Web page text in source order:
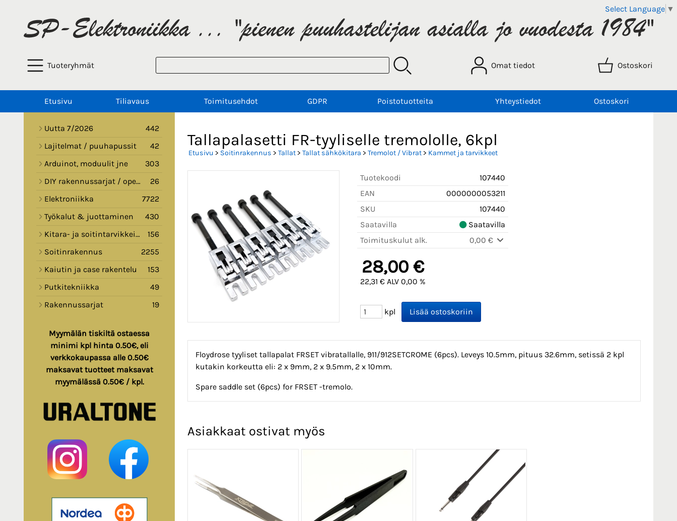
Select Language ▼
Tuoteryhmät Omat tiedot Ostoskori
Etusivu Tiliavaus Toimitusehdot GDPR Poistotuotteita Yhteystiedot Ostoskori
Uutta 7/2026
442
Lajitelmat / puuhapussit
42
Arduinot, moduulit jne
303
DIY rakennussarjat / opetussarjat
26
Elektroniikka
7722
Työkalut & juottaminen
430
Kitara- ja soitintarvikkeita
156
Soitinrakennus
2255
Kaiutin ja case rakentelu
153
Putkitekniikka
49
Rakennussarjat
19
Myymälän tiskiltä ostaessa
minimi kpl hinta 0.50€, eli
verkkokaupassa alle 0.50€
maksavat tuotteet maksavat
myymälässä 0.50€ / kpl.
Tallapalasetti FR-tyyliselle tremololle, 6kpl
Etusivu > Soitinrakennus > Tallat> Tallat sähkökitara > Tremolot / Vibrat> Kammet ja tarvikkeet
Tuotekoodi
107440
EAN
0000000053211
SKU
107440
Saatavilla
Saatavilla
Toimituskulut alk.
0,00 €
28,00 €
22,31 € ALV 0,00 %
kpl
Floydrose tyyliset tallapalat FRSET vibratallalle, 911/912SETCROME (6pcs). Leveys 10.5mm, pituus 32.6mm, setissä 2 kpl
kutakin korkeutta eli: 2 x 9mm, 2 x 9.5mm, 2 x 10mm.
Spare saddle set (6pcs) for FRSET -tremolo.
Asiakkaat ostivat myös